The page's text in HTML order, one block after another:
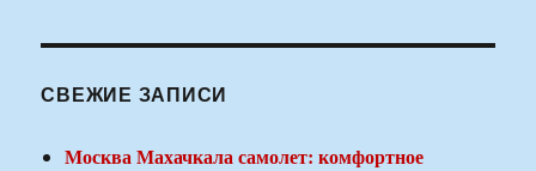
СВЕЖИЕ ЗАПИСИ
Москва Махачкала самолет: комфортное